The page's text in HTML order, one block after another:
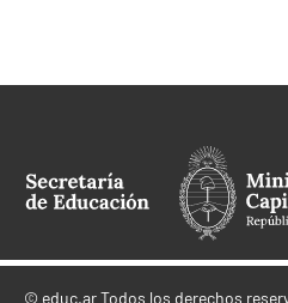
© educ.arTodos los derechos